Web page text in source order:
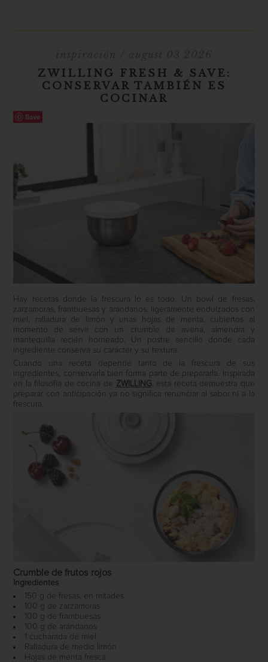
ZWILLING FRESH & SAVE:
CONSERVAR TAMBIÉN ES
COCINAR
Save
Hay recetas donde la frescura lo es todo. Un bowl de fresas,
zarzamoras, frambuesas y arándanos, ligeramente endulzados con
miel, ralladura de limón y unas hojas de menta, cubiertos al
momento de servir con un crumble de avena, almendra y
mantequilla recién horneado. Un postre sencillo donde cada
ingrediente conserva su carácter y su textura.
Cuando una receta depende tanto de la frescura de sus
ingredientes, conservarla bien forma parte de prepararla. Inspirada
en la filosofía de cocina de ZWILLING, esta receta demuestra que
preparar con anticipación ya no significa renunciar al sabor ni a la
frescura.
Crumble de frutos rojos
Ingredientes
150 g de fresas, en mitades
100 g de zarzamoras
100 g de frambuesas
100 g de arándanos
1 cucharada de miel
Ralladura de medio limón
Hojas de menta fresca